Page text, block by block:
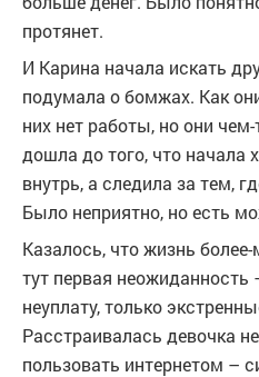
протянет.
И Карина начала искать
подумала о бомжах. Как
них нет работы, но они
дошла до того, что начала
внутрь, а следила за тем,
Было неприятно, но есть
Казалось, что жизнь
тут первая
неуплату, только
Расстраивалась девочка
пользовать интернетом –